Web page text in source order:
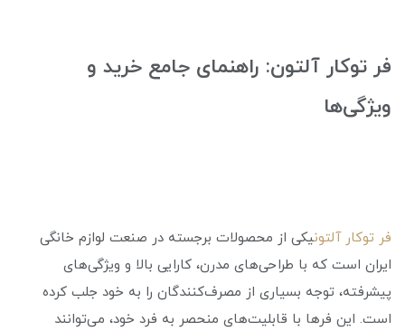
فر توکار آلتون: راهنمای جامع خرید و
ویژگی‌ها
فر توکار آلتونیکی از محصولات برجسته در صنعت لوازم خانگی
ایران است که با طراحی‌های مدرن، کارایی بالا و ویژگی‌های
پیشرفته، توجه بسیاری از مصرف‌کنندگان را به خود جلب کرده
است. این فرها با قابلیت‌های منحصر به فرد خود، می‌توانند